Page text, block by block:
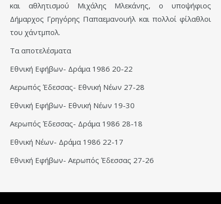
και αθλητισμού Μιχάλης Μλεκάνης, ο υποψήφιος
Δήμαρχος Γρηγόρης Παπαεμανουήλ και πολλοί φίλαθλοι
του χάντμπολ.
Τα αποτελέσματα
Εθνική Εφήβων- Δράμα 1986 20-22
Αερωπός Έδεσσας- Εθνική Νέων 27-28
Εθνική Εφήβων- Εθνική Νέων 19-30
Αερωπός Έδεσσας- Δράμα 1986 28-18
Εθνική Νέων- Δράμα 1986 22-17
Εθνική Εφήβων- Αερωπός Έδεσσας 27-26